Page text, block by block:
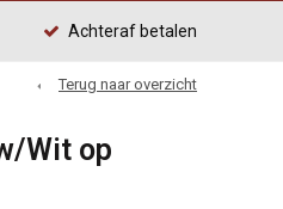
Achteraf betalen
Terug naar overzicht
Wit op